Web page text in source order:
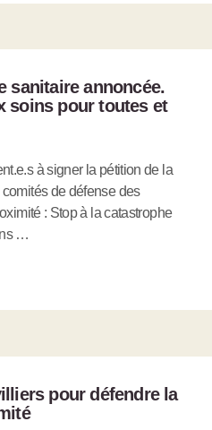
sanitaire annoncée.
soins pour toutes et
à signer la pétition de la
de défense des
: Stop à la catastrophe
…
pour défendre la